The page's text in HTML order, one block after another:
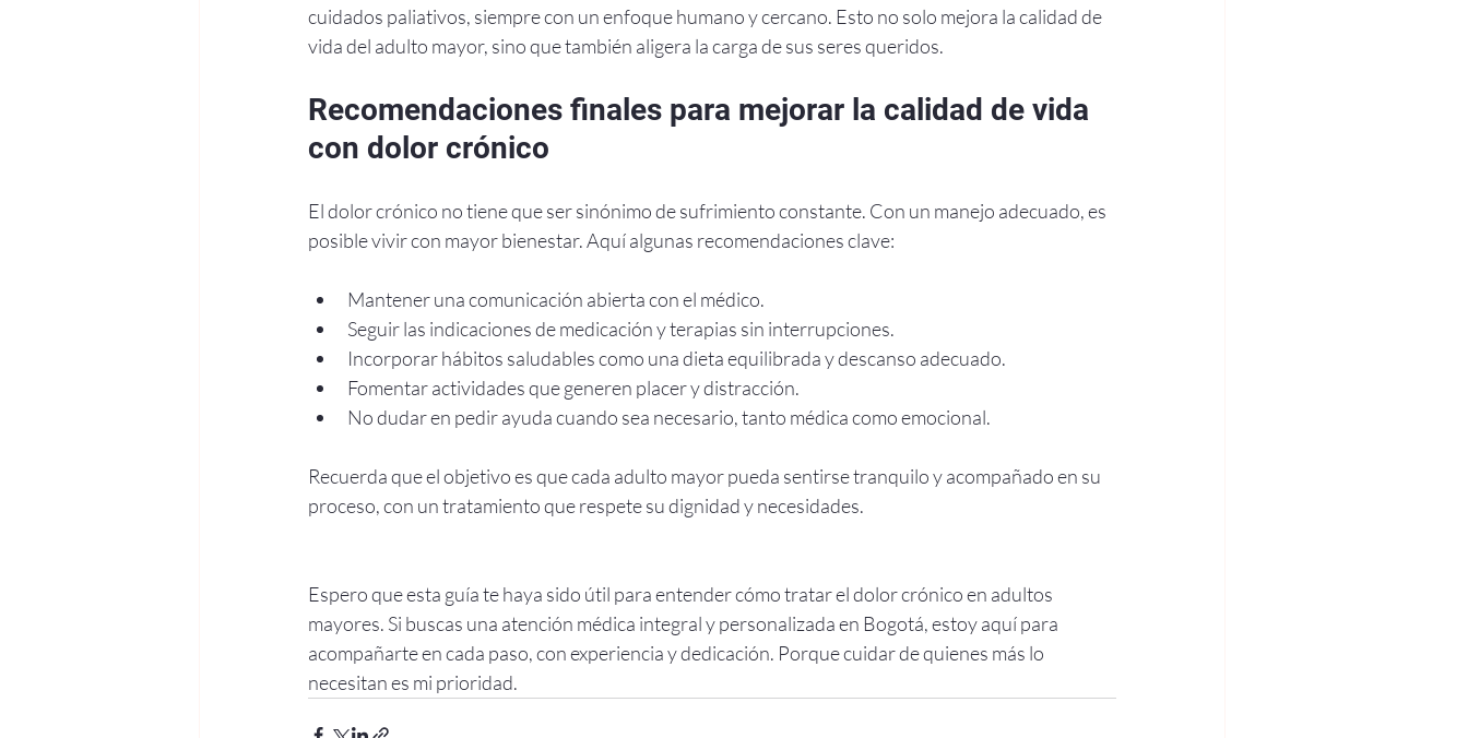
cuidados paliativos, siempre con un enfoque humano y cercano. Esto no solo mejora la calidad de
vida del adulto mayor, sino que también aligera la carga de sus seres queridos.
Recomendaciones finales para mejorar la calidad de vida
con dolor crónico
El dolor crónico no tiene que ser sinónimo de sufrimiento constante. Con un manejo adecuado, es
posible vivir con mayor bienestar. Aquí algunas recomendaciones clave:
Mantener una comunicación abierta con el médico.
Seguir las indicaciones de medicación y terapias sin interrupciones.
Incorporar hábitos saludables como una dieta equilibrada y descanso adecuado.
Fomentar actividades que generen placer y distracción.
No dudar en pedir ayuda cuando sea necesario, tanto médica como emocional.
Recuerda que el objetivo es que cada adulto mayor pueda sentirse tranquilo y acompañado en su
proceso, con un tratamiento que respete su dignidad y necesidades.
Espero que esta guía te haya sido útil para entender cómo tratar el dolor crónico en adultos
mayores. Si buscas una atención médica integral y personalizada en Bogotá, estoy aquí para
acompañarte en cada paso, con experiencia y dedicación. Porque cuidar de quienes más lo
necesitan es mi prioridad.